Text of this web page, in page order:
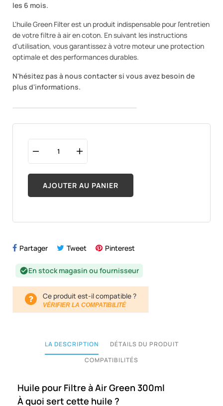
les 6 mois.
L'huile Green Filter est un produit indispensable pour l'entretien
de votre filtre à air en coton. En suivant les instructions
d'utilisation, vous garantissez à votre moteur une protection
optimale et des performances durables.
N'hésitez pas à nous contacter si vous avez besoin de
plus d'informations.
AJOUTER AU PANIER
Partager Tweet Pinterest
check_circleEn stock magasin ou fournisseur
Ce produit est-il compatible ?
VÉRIFIER LA COMPATIBILITÉ
LA DESCRIPTION
DÉTAILS DU PRODUIT
COMPATIBILITÉS
Huile pour Filtre à Air Green 300ml
À quoi sert cette huile ?